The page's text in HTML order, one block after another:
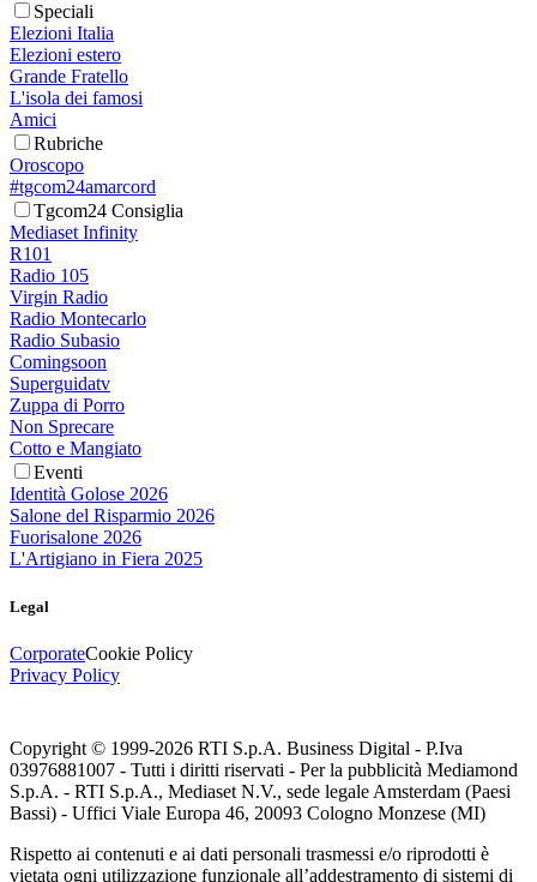
Speciali
Elezioni Italia
Elezioni estero
Grande Fratello
L'isola dei famosi
Amici
Rubriche
Oroscopo
#tgcom24amarcord
Tgcom24 Consiglia
Mediaset Infinity
R101
Radio 105
Virgin Radio
Radio Montecarlo
Radio Subasio
Comingsoon
Superguidatv
Zuppa di Porro
Non Sprecare
Cotto e Mangiato
Eventi
Identità Golose 2026
Salone del Risparmio 2026
Fuorisalone 2026
L'Artigiano in Fiera 2025
Legal
CorporateCookie Policy
Privacy Policy
Copyright © 1999-2026 RTI S.p.A. Business Digital - P.Iva
03976881007 - Tutti i diritti riservati - Per la pubblicità Mediamond
S.p.A. - RTI S.p.A., Mediaset N.V., sede legale Amsterdam (Paesi
Bassi) - Uffici Viale Europa 46, 20093 Cologno Monzese (MI)
Rispetto ai contenuti e ai dati personali trasmessi e/o riprodotti è
vietata ogni utilizzazione funzionale all’addestramento di sistemi di